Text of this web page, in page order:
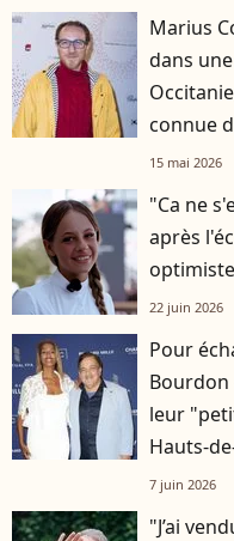
Marius
dans
connue
15 mai 2026
"Ca ne
après
22 juin 2026
Pour
Bourdon
leur
Hauts-
7 juin 2026
"J’ai